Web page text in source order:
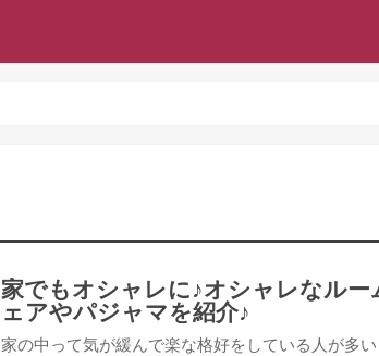
家でもオシャレに♪オシャレなルー
ェアやパジャマを紹介♪
家の中って気が緩んで楽な格好をしている人が多